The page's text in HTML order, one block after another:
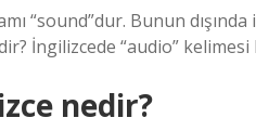
“sound”dur. Bunun
İngilizcede “audio”
nedir?